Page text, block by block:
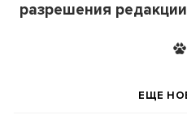
разрешения
ЕЩЕ